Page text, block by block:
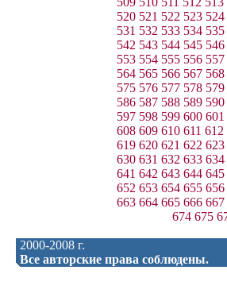
520 521 522 523 524
531 532 533 534 535
542 543 544 545 546
553 554 555 556 557
564 565 566 567 568
575 576 577 578 579
586 587 588 589 590
597 598 599 600 601
608 609 610 611 612
619 620 621 622 623
630 631 632 633 634
641 642 643 644 645
652 653 654 655 656
663 664 665 666 667
674 675
2000-2008 г.
Все авторские права соблюдены.